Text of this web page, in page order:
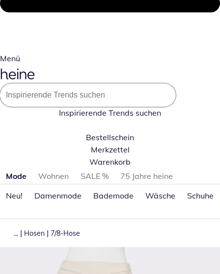
Menü
Inspirierende Trends suchen
Bestellschein
Merkzettel
Warenkorb
Produktkategorien überspringen
Mode Wohnen SALE %
75 Jahre heine
Neu!
Damenmode Bademode Wäsche Schuhe
... | Hosen | 7/8-Hose